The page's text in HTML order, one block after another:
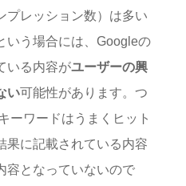
プレッション数）は多い
いう場合には、Googleの
いる内容がユーザーの興
い可能性があります。つ
ーワードはうまくヒット
果に記載されている内容
容となっていないので